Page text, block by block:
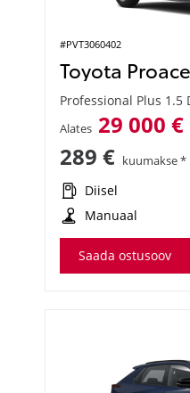
#PVT3060402
Toyota
Professional Plus 1.5
Alates 29 000 €
289 € kuumakse *
Diisel
Manuaal
Saada ostusoov